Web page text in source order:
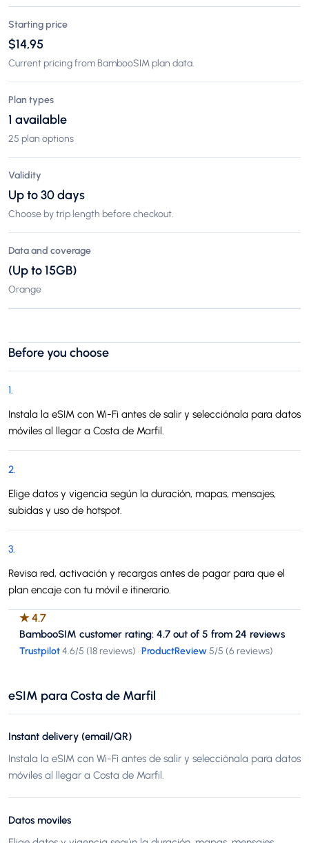
Starting price
$14,95
Current pricing from BambooSIM plan data.
Plan types
1 available
25 plan options
Validity
Up to 30 days
Choose by trip length before checkout.
Data and coverage
(Up to 15GB)
Orange
Before you choose
1.
Instala la eSIM con Wi-Fi antes de salir y selecciónala para datos
móviles al llegar a Costa de Marfil.
2.
Elige datos y vigencia según la duración, mapas, mensajes,
subidas y uso de hotspot.
3.
Revisa red, activación y recargas antes de pagar para que el
plan encaje con tu móvil e itinerario.
★4.7
BambooSIM customer rating: 4.7 out of 5 from 24 reviews
Trustpilot4.6/5 (18 reviews) ·ProductReview5/5 (6 reviews)
eSIM para Costa de Marfil
Instant delivery (email/QR)
Instala la eSIM con Wi-Fi antes de salir y selecciónala para datos
móviles al llegar a Costa de Marfil.
Datos moviles